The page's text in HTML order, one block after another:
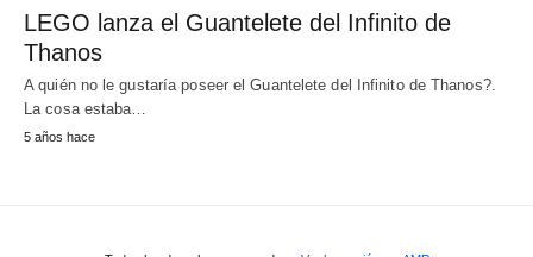
LEGO lanza el Guantelete del Infinito de
Thanos
A quién no le gustaría poseer el Guantelete del Infinito de Thanos?.
La cosa estaba…
5 años hace